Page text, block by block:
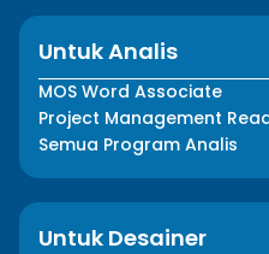
Untuk Analis
MOS Word Associate
Project Management
Semua Program Analis
Untuk Desainer